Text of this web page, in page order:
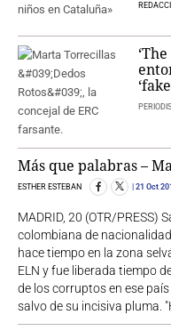
Más que palabras –
ESTHER ESTEBAN 21 Oct
MADRID, 20 (OTR/PRESS)
colombiana de
hace tiempo en la zona
ELN y fue liberada tiempo
de los corruptos en ese
salvo de su incisiva pluma.